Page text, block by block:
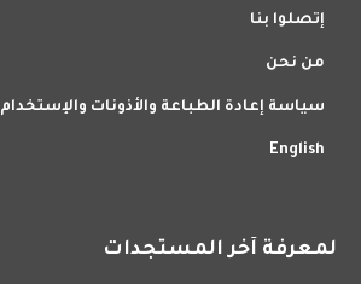
إتصلوا بنا
من نحن
سياسة إعادة الطباعة والأذونات والإستخدام
English
لمعرفة آخر المستجدات